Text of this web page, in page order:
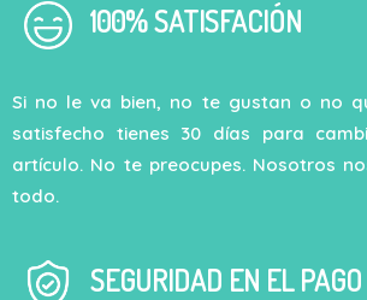
100% SATISFACIÓN
Si no le va bien, no te gustan o no
satisfecho tienes 30 días para
artículo. No te preocupes. Nosotros
todo.
SEGURIDAD EN EL PAGO